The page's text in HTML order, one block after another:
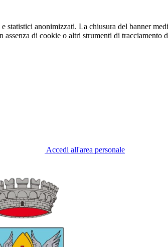
statistici anonimizzati. La chiusura del banner
assenza di cookie o altri strumenti di tracciamento
Accedi all'area personale